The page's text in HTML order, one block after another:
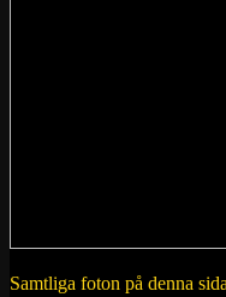
Samtliga foton på denna